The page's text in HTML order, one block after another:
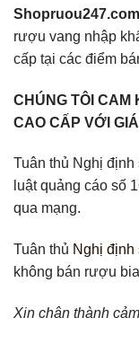
Shopruou247.com
rượu vang nhập
cấp tại các điểm
CHÚNG TÔI CAM
CAO CẤP VỚI
Tuân thủ Nghị
luật quảng cáo số
qua mạng.
Tuân thủ Nghị
không bán rượu
Xin chân thành